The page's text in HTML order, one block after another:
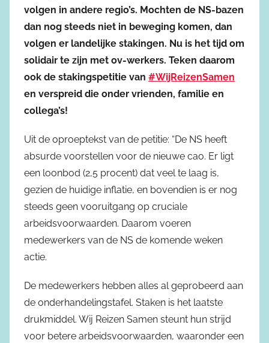
volgen in andere regio’s. Mochten de NS-bazen
dan nog steeds niet in beweging komen, dan
volgen er landelijke stakingen. Nu is het tijd om
solidair te zijn met ov-werkers. Teken daarom
ook de stakingspetitie van #WijReizenSamen
en verspreid die onder vrienden, familie en
collega’s!
Uit de oproeptekst van de petitie: “De NS heeft
absurde voorstellen voor de nieuwe cao. Er ligt
een loonbod (2,5 procent) dat veel te laag is,
gezien de huidige inflatie, en bovendien is er nog
steeds geen vooruitgang op cruciale
arbeidsvoorwaarden. Daarom voeren
medewerkers van de NS de komende weken
actie.
De medewerkers hebben alles al geprobeerd aan
de onderhandelingstafel. Staken is het laatste
drukmiddel. Wij Reizen Samen steunt hun strijd
voor betere arbeidsvoorwaarden, waaronder een